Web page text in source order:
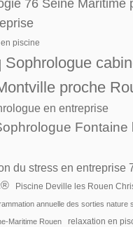
76 Seine Maritime
piscine
Sophrologue
proche
en entreprise
Fontaine
du stress en entreprise
Piscine Deville les Rouen
annuelle des sorties nature
Maritime Rouen relaxation en